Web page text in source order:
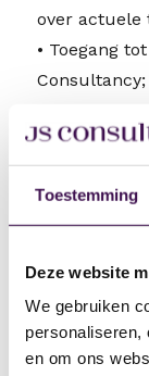
Toestemming
Deze website
We gebruiken
personaliseren,
en om ons
over actuele
• Toegang
Consultancy;
• Laptop en
gebruiken);
•
afhankelijk
een
• En
Een ZZP-